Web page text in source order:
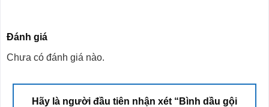
Đánh giá
Chưa có đánh giá nào.
Hãy là người đầu tiên nhận xét “Bình dầu gội